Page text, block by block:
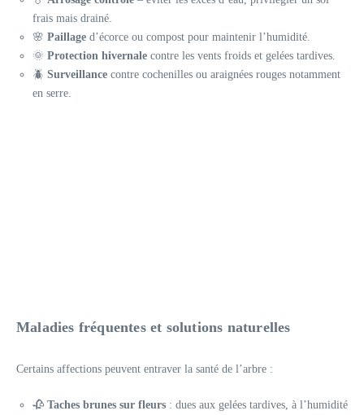
frais mais drainé.
🌸 Paillage d’écorce ou compost pour maintenir l’humidité.
🌞 Protection hivernale contre les vents froids et gelées tardives.
🪲 Surveillance contre cochenilles ou araignées rouges notamment
en serre.
Maladies fréquentes et solutions naturelles
Certains affections peuvent entraver la santé de l’arbre :
🥀 Taches brunes sur fleurs : dues aux gelées tardives, à l’humidité